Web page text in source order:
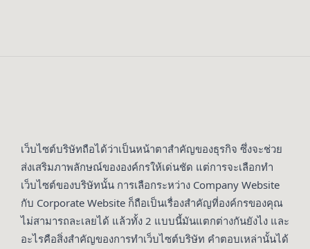
เว็บไซต์บริษัทถือได้ว่าเป็นหน้าตาสำคัญของธุรกิจ ซึ่งจะช่วย
ส่งเสริมภาพลักษณ์ขององค์กรให้เด่นชัด แต่การจะเลือกทำ
เว็บไซต์ของบริษัทนั้น การเลือกระหว่าง Company Website
กับ Corporate Website ก็ถือเป็นเรื่องสำคัญที่องค์กรของคุณ
ไม่สามารถละเลยได้ แล้วทั้ง 2 แบบนี้มันแตกต่างกันยังไง และ
อะไรคือสิ่งสำคัญของการทำเว็บไซต์บริษัท คำตอบเหล่านั้นได้